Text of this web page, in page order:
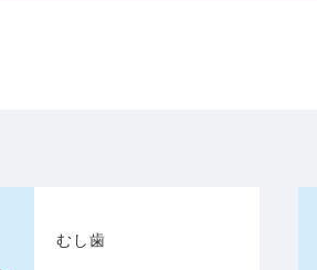
むし歯